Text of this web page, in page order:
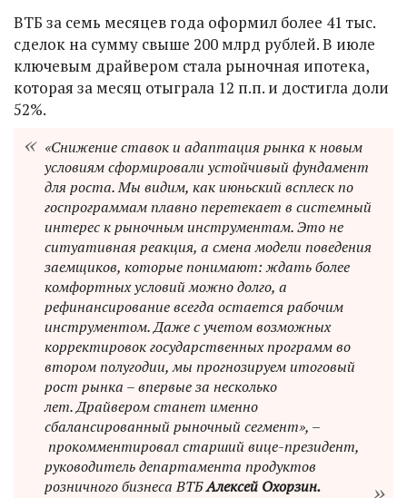
ВТБ за семь месяцев года оформил более 41 тыс.
сделок на сумму свыше 200 млрд рублей. В июле
ключевым драйвером стала рыночная ипотека,
которая за месяц отыграла 12 п.п. и достигла доли
52%.
«Снижение ставок и адаптация рынка к новым
условиям сформировали устойчивый фундамент
для роста. Мы видим, как июньский всплеск по
госпрограммам плавно перетекает в системный
интерес к рыночным инструментам. Это не
ситуативная реакция, а смена модели поведения
заемщиков, которые понимают: ждать более
комфортных условий можно долго, а
рефинансирование всегда остается рабочим
инструментом. Даже с учетом возможных
корректировок государственных программ во
втором полугодии, мы прогнозируем итоговый
рост рынка – впервые за несколько
лет. Драйвером станет именно
сбалансированный рыночный сегмент», –
прокомментировал старший вице-президент,
руководитель департамента продуктов
розничного бизнеса ВТБАлексей Охорзин.